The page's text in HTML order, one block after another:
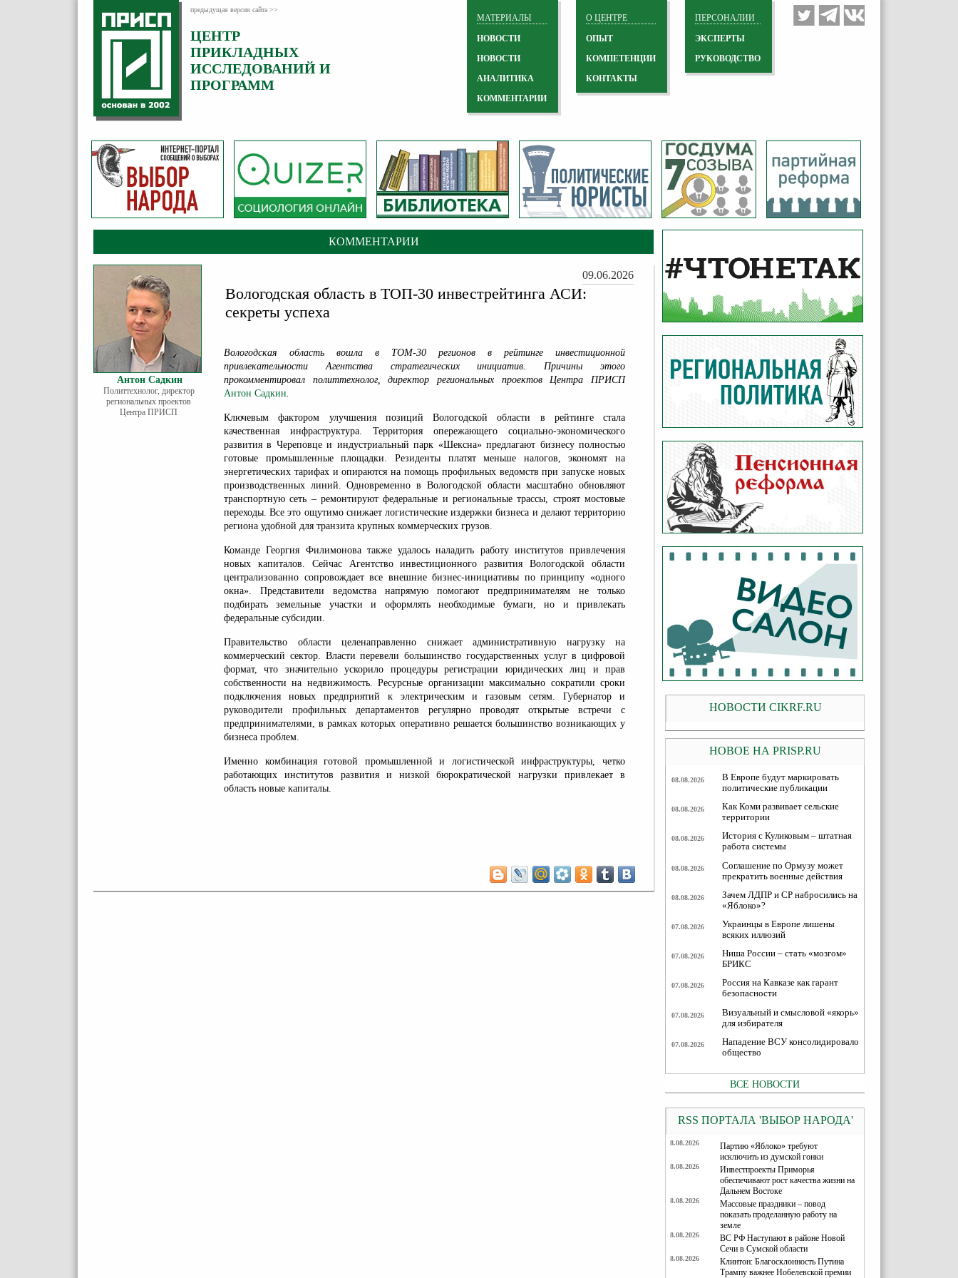
предыдущая версия сайта >>
ЦЕНТР
ПРИКЛАДНЫХ
ИССЛЕДОВАНИЙ И
ПРОГРАММ
ПЕРСОНАЛИИ
ЭКСПЕРТЫ
РУКОВОДСТВО
О ЦЕНТРЕ
ОПЫТ
КОМПЕТЕНЦИИ
КОНТАКТЫ
МАТЕРИАЛЫ
НОВОСТИ
НОВОСТИ
АНАЛИТИКА
КОММЕНТАРИИ
КОММЕНТАРИИ
Антон Садкин
Политтехнолог, директор
региональных проектов
Центра ПРИСП
09.06.2026
Вологодская область в ТОП-30 инвестрейтинга АСИ:
секреты успеха
Вологодская область вошла в ТОМ-30 регионов в рейтинге инвестиционной
привлекательности Агентства стратегических инициатив. Причины этого
прокомментировал политтехнолог, директор региональных проектов Центра ПРИСП
Антон Садкин.
Ключевым фактором улучшения позиций Вологодской области в рейтинге стала
качественная инфраструктура. Территория опережающего социально-экономического
развития в Череповце и индустриальный парк «Шексна» предлагают бизнесу полностью
готовые промышленные площадки. Резиденты платят меньше налогов, экономят на
энергетических тарифах и опираются на помощь профильных ведомств при запуске новых
производственных линий. Одновременно в Вологодской области масштабно обновляют
транспортную сеть – ремонтируют федеральные и региональные трассы, строят мостовые
переходы. Все это ощутимо снижает логистические издержки бизнеса и делают территорию
региона удобной для транзита крупных коммерческих грузов.
Команде Георгия Филимонова также удалось наладить работу институтов привлечения
новых капиталов. Сейчас Агентство инвестиционного развития Вологодской области
централизованно сопровождает все внешние бизнес-инициативы по принципу «одного
окна». Представители ведомства напрямую помогают предпринимателям не только
подбирать земельные участки и оформлять необходимые бумаги, но и привлекать
федеральные субсидии.
Правительство области целенаправленно снижает административную нагрузку на
коммерческий сектор. Власти перевели большинство государственных услуг в цифровой
формат, что значительно ускорило процедуры регистрации юридических лиц и прав
собственности на недвижимость. Ресурсные организации максимально сократили сроки
подключения новых предприятий к электрическим и газовым сетям. Губернатор и
руководители профильных департаментов регулярно проводят открытые встречи с
предпринимателями, в рамках которых оперативно решается большинство возникающих у
бизнеса проблем.
Именно комбинация готовой промышленной и логистической инфраструктуры, четко
работающих институтов развития и низкой бюрократической нагрузки привлекает в
область новые капиталы.
НОВОСТИ CIKRF.RU
НОВОЕ НА PRISP.RU
08.08.2026
В Европе будут маркировать
политические публикации
08.08.2026
Как Коми развивает сельские
территории
08.08.2026
История с Куликовым – штатная
работа системы
08.08.2026
Соглашение по Ормузу может
прекратить военные действия
08.08.2026
Зачем ЛДПР и СР набросились на
«Яблоко»?
07.08.2026
Украинцы в Европе лишены
всяких иллюзий
07.08.2026
Ниша России – стать «мозгом»
БРИКС
07.08.2026
Россия на Кавказе как гарант
безопасности
07.08.2026
Визуальный и смысловой «якорь»
для избирателя
07.08.2026
Нападение ВСУ консолидировало
общество
ВСЕ НОВОСТИ
RSS ПОРТАЛА 'ВЫБОР НАРОДА'
8.08.2026
Партию «Яблоко» требуют
исключить из думской гонки
8.08.2026
Инвестпроекты Приморья
обеспечивают рост качества жизни на
Дальнем Востоке
8.08.2026
Массовые праздники – повод
показать проделанную работу на
земле
8.08.2026
ВС РФ Наступают в районе Новой
Сечи в Сумской области
8.08.2026
Клинтон: Благосклонность Путина
Трампу важнее Нобелевской премии